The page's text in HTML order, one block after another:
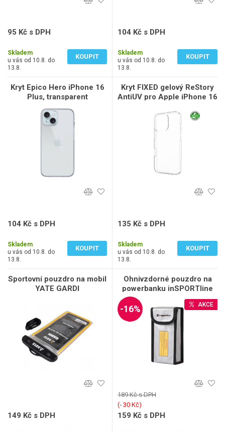
95 Kč s DPH
Skladem
u vás od 10.8. do
13.8.
KOUPIT
104 Kč s DPH
Skladem
u vás od 10.8. do
13.8.
KOUPIT
Kryt Epico Hero iPhone 16
Plus, transparent
104 Kč s DPH
Skladem
u vás od 10.8. do
13.8.
KOUPIT
Kryt FIXED gelový ReStory
AntiUV pro Apple iPhone 16
135 Kč s DPH
Skladem
u vás od 10.8. do
13.8.
KOUPIT
Sportovní pouzdro na mobil
YATE GARDI
149 Kč s DPH
Ohnivzdorné pouzdro na
powerbanku inSPORTline
Pofiba 17x9x5 cm
AKCE
-16%
189 Kč s DPH
(‐ 30 Kč)
159 Kč s DPH